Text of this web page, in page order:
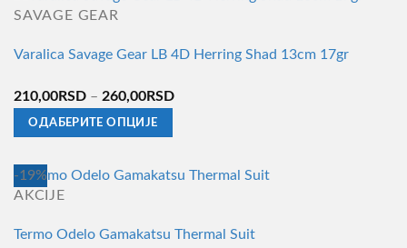
страници
SAVAGE GEAR
Varalica Savage Gear LB 4D Herring Shad 13cm 17gr
210,00RSD – 260,00RSDРаспон
ОДАБЕРИТЕ ОПЦИЈЕ
производ
има
варијанти.
-19%
AKCIJE
Termo Odelo Gamakatsu Thermal Suit